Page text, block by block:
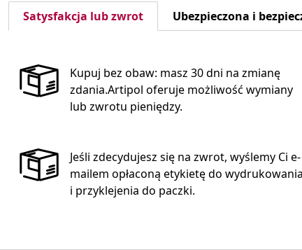
Satysfakcja lub zwrot Ubezpieczona i
Kupuj bez obaw: masz 30 dni na zmianę
zdania.Artipol oferuje możliwość wymiany
lub zwrotu pieniędzy.
Jeśli zdecydujesz się na zwrot, wyślemy Ci e-
mailem opłaconą etykietę do wydrukowania
i przyklejenia do paczki.